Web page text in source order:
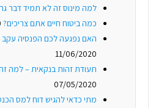
למה מינוס זה לא תמיד דבר
כמה ביטוח חיים אתם צריכים?
האם נפגעה לכם הפנסיה עקב
11/06/2020
תעודת זהות בנקאית – למה
07/05/2020
מתי כדאי להגיש דוח למס